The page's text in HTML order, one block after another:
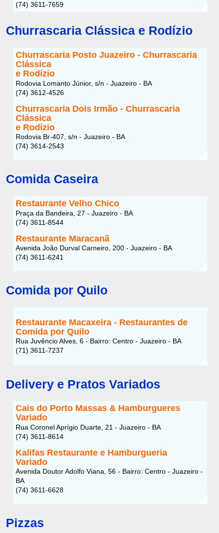
(74) 3611-7659
Churrascaria Clássica e Rodízio
Churrascaria Posto Juazeiro - Churrascaria
Clássica
e Rodízio
Rodovia Lomanto Júnior, s/n - Juazeiro - BA
(74) 3612-4526
Churrascaria Dois Irmão- Churrascaria
Clássica
e Rodízio
Rodovia Br-407, s/n - Juazeiro - BA
(74) 3614-2543
Comida Caseira
Restaurante Velho Chico
Praça da Bandeira, 27 - Juazeiro - BA
(74) 3611-8544
Restaurante Maracanã
Avenida João Durval Carneiro, 200 - Juazeiro - BA
(74) 3611-6241
Comida por Quilo
Restaurante Macaxeira - Restaurantes de
Comida por Quilo
Rua Juvêncio Alves, 6 - Bairro: Centro - Juazeiro - BA
(71) 3611-7237
Delivery e Pratos Variados
Cais do Porto Massas & Hamburgueres
Variado
Rua Coronel Aprígio Duarte, 21 - Juazeiro - BA
(74) 3611-8614
Kalifas Restaurante e Hamburgueria
Variado
Avenida Doutor Adolfo Viana, 56 - Bairro: Centro - Juazeiro -
BA
(74) 3611-6628
Pizzas